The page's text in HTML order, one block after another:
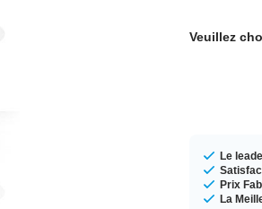
Veuillez
Le
Prix
La